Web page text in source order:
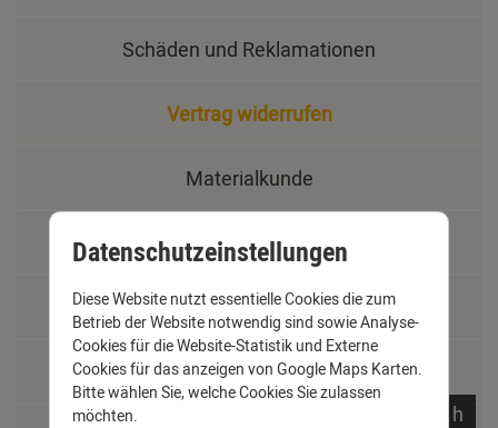
Schäden und Reklamationen
Vertrag widerrufen
Materialkunde
Fachbegriffe
Jobs
Montage und Installationshilfen
h
Datenschutzeinstellungen
Diese Website nutzt essentielle Cookies die zum
Betrieb der Website notwendig sind sowie Analyse-
Cookies für die Website-Statistik und Externe
Cookies für das anzeigen von Google Maps Karten.
Bitte wählen Sie, welche Cookies Sie zulassen
möchten.